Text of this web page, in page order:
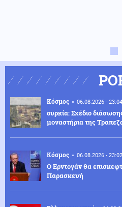
Κόσμος 06.08.2026 - 23:04
ουρκία: Σχέδιο
μοναστήρια της
Κόσμος 06.08.2026 - 23:02
Ο Ερντογάν θα
Παρασκευή